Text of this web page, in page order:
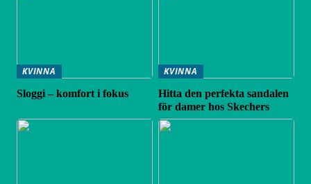
KVINNA
Sloggi – komfort i fokus
KVINNA
Hitta den perfekta sandalen
för damer hos Skechers